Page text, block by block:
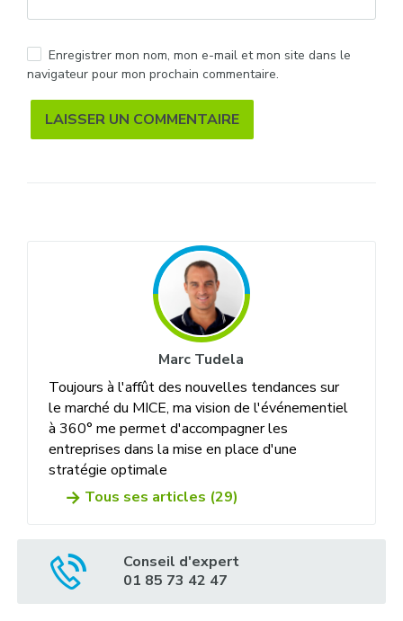
Enregistrer mon nom, mon e-mail et mon site dans le
navigateur pour mon prochain commentaire.
Marc Tudela
Toujours à l'affût des nouvelles tendances sur
le marché du MICE, ma vision de l'événementiel
à 360° me permet d'accompagner les
entreprises dans la mise en place d'une
stratégie optimale
Tous ses articles (29)
Conseil d'expert
01 85 73 42 47